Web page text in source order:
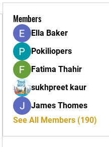
Members
Ella Baker
Pokiliopers
Fatima Thahir
sukhpreet kaur
James Thomes
See All Members (190)